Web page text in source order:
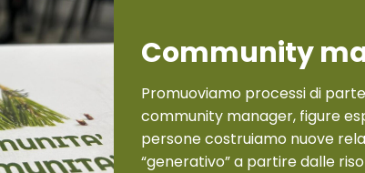
Community
Promuoviamo processi di
community manager, figure
persone costruiamo nuove
“generativo” a partire dalle